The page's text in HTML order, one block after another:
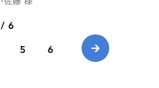
/ 6
5 6